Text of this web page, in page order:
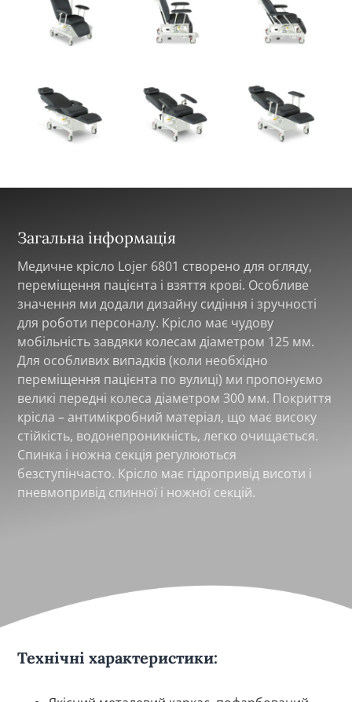
Загальна інформація
Медичне крісло Lojer 6801 створено для огляду,
переміщення пацієнта і взяття крові. Особливе
значення ми додали дизайну сидіння і зручності
для роботи персоналу. Крісло має чудову
мобільність завдяки колесам діаметром 125 мм.
Для особливих випадків (коли необхідно
переміщення пацієнта по вулиці) ми пропонуємо
великі передні колеса діаметром 300 мм. Покриття
крісла – антимікробний матеріал, що має високу
стійкість, водонепроникність, легко очищається.
Спинка і ножна секція регулюються
безступінчасто. Крісло має гідропривід висоти і
пневмопривід спинної і ножної секцій.
Технічні характеристики: